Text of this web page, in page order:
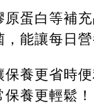
蛋白等補
能讓每日營
養更省時
養更輕鬆！